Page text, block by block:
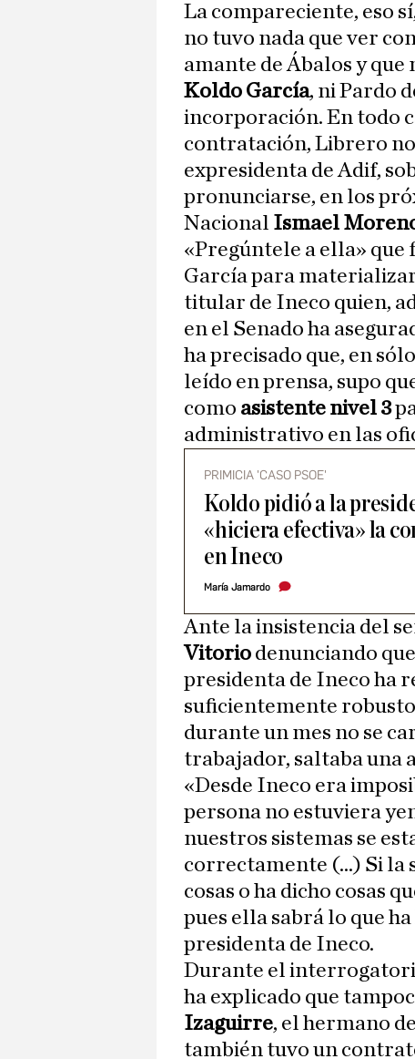
La compareciente, eso
no tuvo nada que ver
amante de Ábalos y que
Koldo García, ni Pardo
incorporación. En todo
contratación, Librero
expresidenta de Adif,
pronunciarse, en los
Nacional Ismael
«Pregúntele a ella» que
García para
titular de Ineco quien,
en el Senado ha
ha precisado que, en
leído en prensa, supo
como asistente nivel 3
administrativo en las
PRIMICIA 'CASO PSOE'
Koldo pidió a la
«hiciera efectiva» la
en Ineco
María Jamardo
Ante la insistencia del
Vitorio denunciando
presidenta de Ineco ha
suficientemente
durante un mes no se
trabajador, saltaba una
«Desde Ineco era
persona no estuviera
nuestros sistemas se
correctamente (...) Si la
cosas o ha dicho cosas
pues ella sabrá lo que
presidenta de Ineco.
Durante el
ha explicado que
Izaguirre, el hermano
también tuvo un